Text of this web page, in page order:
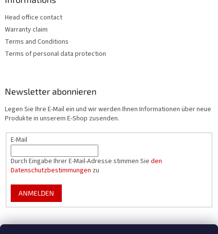
Head office contact
Warranty claim
Terms and Conditions
Terms of personal data protection
Newsletter abonnieren
Legen Sie Ihre E-Mail ein und wir werden Ihnen Informationen über neue
Produkte in unserem E-Shop zusenden.
E-Mail
Durch Eingabe Ihrer E-Mail-Adresse stimmen Sie den
Datenschutzbestimmungen zu
ANMELDEN